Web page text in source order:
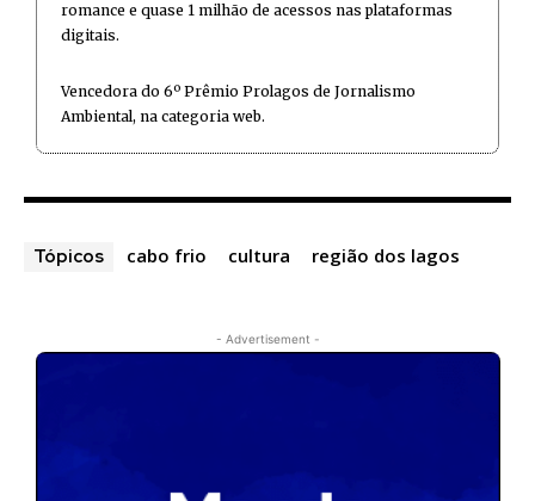
romance e quase 1 milhão de acessos nas plataformas
digitais.
Vencedora do 6º Prêmio Prolagos de Jornalismo
Ambiental, na categoria web.
Tópicos cabo frio cultura região dos lagos
- Advertisement -